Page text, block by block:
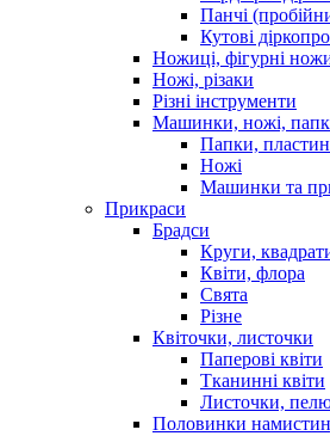
Панчі
Кутові
Ножиці, фігурні
Ножі, різаки
Різні інструменти
Машинки, ножі,
Папки,
Ножі
Машинки та
Прикраси
Брадси
Круги,
Квіти, флора
Свята
Різне
Квіточки, листочки
Паперові квіти
Тканинні квіти
Листочки,
Половинки